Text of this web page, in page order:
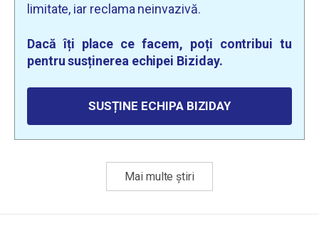
limitate, iar reclama neinvazivă.
Dacă îți place ce facem, poți contribui tu
pentru susținerea echipei Biziday.
SUSȚINE ECHIPA BIZIDAY
Mai multe știri